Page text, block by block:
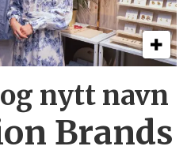
nytt navn
Brands